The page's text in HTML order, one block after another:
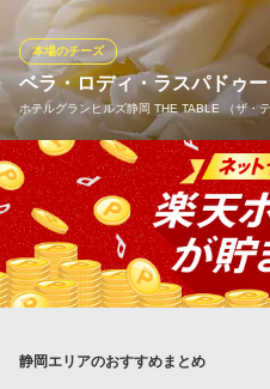
た季節のドリア、ガッツリお肉
のイチオシドリアを見つけてみて
チーズ＆ドリア．スイーツ
ドリア・スイーツ
静岡鉄道静岡清水線新静岡駅
静岡県静岡市葵区鷹匠一-1-1 新静岡セ
ベラ・ロディ・ラスパドゥー
ホテルグランヒルズ静岡 THE TABLE （ザ・
本場のチーズ
【ディナー限定】北イタリア産
す。厨房ではお客様がお召し上
専用のナイフでふわふわに削っ
店は珍しく、豊かなミルクの風
ＪＲ静岡駅南口 徒歩1分
静岡エリアのおすすめまとめ